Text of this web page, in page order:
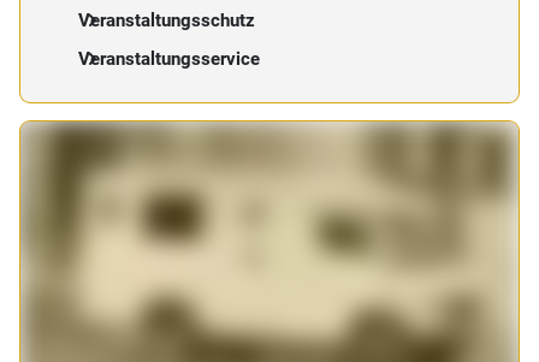
Veranstaltungsschutz
Veranstaltungsservice